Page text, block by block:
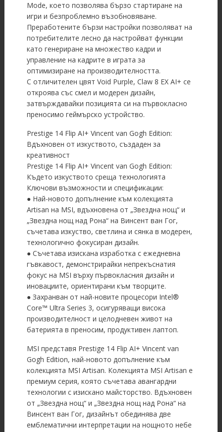
Mode, което позволява бързо стартиране на
игри и безпроблемно възобновяване.
Преработените бързи настройки позволяват на
потребителите лесно да настройват функции
като генериране на множество кадри и
управление на кадрите в играта за
оптимизиране на производителността.
С отличителен цвят Void Purple, Claw 8 EX AI+ се
откроява със смел и модерен дизайн,
затвърждавайки позицията си на първокласно
преносимо геймърско устройство.
Prestige 14 Flip AI+ Vincent van Gogh Edition:
Вдъхновен от изкуството, създаден за
креативност
Prestige 14 Flip AI+ Vincent van Gogh Edition:
Където изкуството среща технологията
Ключови възможности и спецификации:
● Най-новото допълнение към колекцията
Artisan на MSI, вдъхновена от „Звездна нощ“ и
„Звездна нощ над Рона“ на Винсент ван Гог,
съчетава изкуство, светлина и сянка в модерен,
технологично фокусиран дизайн.
● Съчетава изискана изработка с ежедневна
гъвкавост, демонстрирайки непрекъснатия
фокус на MSI върху първокласния дизайн и
иновациите, ориентирани към творците.
● Захранван от най-новите процесори Intel®
Core™ Ultra Series 3, осигуряващи висока
производителност и целодневен живот на
батерията в преносим, продуктивен лаптоп.
MSI представя Prestige 14 Flip AI+ Vincent van
Gogh Edition, най-новото допълнение към
колекцията MSI Artisan. Колекцията MSI Artisan е
премиум серия, която съчетава авангардни
технологии с изискано майсторство. Вдъхновен
от „Звездна нощ“ и „Звездна нощ над Рона“ на
Винсент ван Гог, дизайнът обединява две
емблематични интерпретации на нощното небе